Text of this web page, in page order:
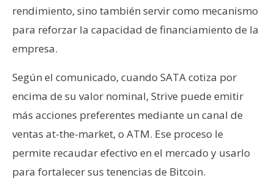
rendimiento, sino también servir como mecanismo
para reforzar la capacidad de financiamiento de la
empresa.
Según el comunicado, cuando SATA cotiza por
encima de su valor nominal, Strive puede emitir
más acciones preferentes mediante un canal de
ventas at-the-market, o ATM. Ese proceso le
permite recaudar efectivo en el mercado y usarlo
para fortalecer sus tenencias de Bitcoin.